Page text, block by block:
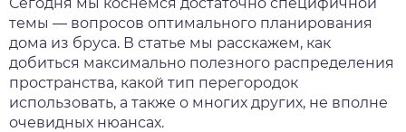
темы — вопросов оптимального планирования
дома из бруса. В статье мы расскажем, как
добиться максимально полезного распределения
пространства, какой тип перегородок
использовать, а также о многих других, не вполне
очевидных нюансах.